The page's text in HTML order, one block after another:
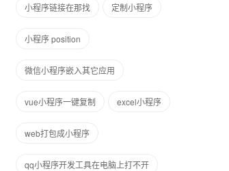
小程序链接在那找 定制小程序
小程序 position
微信小程序嵌入其它应用
vue小程序一键复制 excel小程序
web打包成小程序
qq小程序开发工具在电脑上打不开